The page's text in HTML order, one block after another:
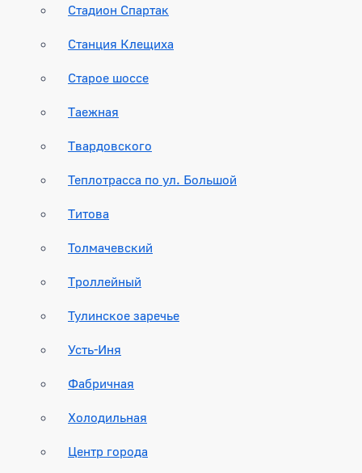
Стадион Спартак
Станция Клещиха
Старое шоссе
Таежная
Твардовского
Теплотрасса по ул. Большой
Титова
Толмачевский
Троллейный
Тулинское заречье
Усть-Иня
Фабричная
Холодильная
Центр города